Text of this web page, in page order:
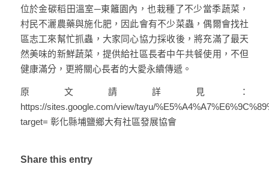
位於金碳稻田溫室─東籬園內，也栽種了不少當季蔬菜，
村民不灑農藥與施化肥，因此會有不少菜蟲，偶爾會找社
區志工來幫忙抓蟲，大家同心協力採收後，將充滿了最天
然美味的新鮮蔬菜，提供給社區長者中午共餐使用，不但
健康滿分，更將關心長者的大愛永續傳遞。
原文請詳見：
https://sites.google.com/view/tayu/
target= 彰化縣埔鹽鄉大有社區發展協會
Share this entry